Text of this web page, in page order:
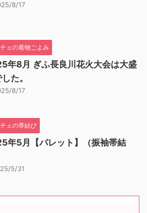
8/17
ェの着物ごよみ
年8月 ぎふ長良川花火大会は大盛
た。
8/17
ェの帯結び
年5月【パレット】（振袖帯結
5/31